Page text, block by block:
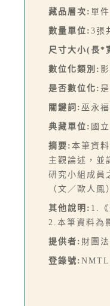
藏品層次: 單件
數量單位: 3張
尺寸大小(長*
數位化類別:
是否數位化: 是
關鍵詞: 巫永
典藏單位: 國
摘要: 本筆資
主觀論述，並
研究小組成員
（文／歐人鳳
其他說明: 1.
2.本筆資料為
提供者: 財團
登錄號: